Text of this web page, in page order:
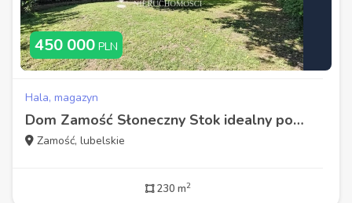
450 000 PLN
Hala, magazyn
Dom Zamość Słoneczny Stok idealny pod działalność dwa wejścia
Zamość, lubelskie
230 m2